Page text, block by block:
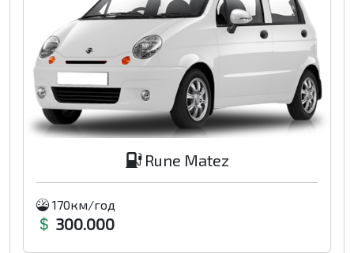
Rune Matez
170км/год
300.000